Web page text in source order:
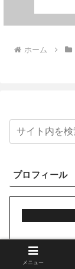
ホーム
プロフィール
メニュー